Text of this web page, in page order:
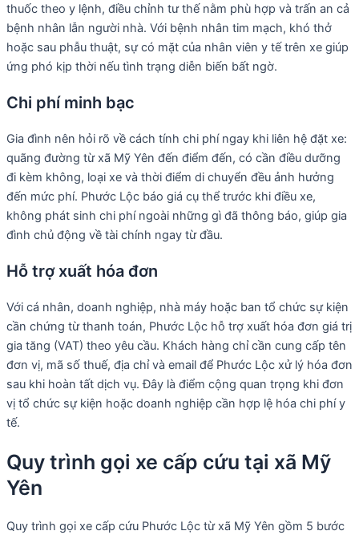
thuốc theo y lệnh, điều chỉnh tư thế nằm phù hợp và trấn an cả
bệnh nhân lẫn người nhà. Với bệnh nhân tim mạch, khó thở
hoặc sau phẫu thuật, sự có mặt của nhân viên y tế trên xe giúp
ứng phó kịp thời nếu tình trạng diễn biến bất ngờ.
Chi phí minh bạc
Gia đình nên hỏi rõ về cách tính chi phí ngay khi liên hệ đặt xe:
quãng đường từ xã Mỹ Yên đến điểm đến, có cần điều dưỡng
đi kèm không, loại xe và thời điểm di chuyển đều ảnh hưởng
đến mức phí. Phước Lộc báo giá cụ thể trước khi điều xe,
không phát sinh chi phí ngoài những gì đã thông báo, giúp gia
đình chủ động về tài chính ngay từ đầu.
Hỗ trợ xuất hóa đơn
Với cá nhân, doanh nghiệp, nhà máy hoặc ban tổ chức sự kiện
cần chứng từ thanh toán, Phước Lộc hỗ trợ xuất hóa đơn giá trị
gia tăng (VAT) theo yêu cầu. Khách hàng chỉ cần cung cấp tên
đơn vị, mã số thuế, địa chỉ và email để Phước Lộc xử lý hóa đơn
sau khi hoàn tất dịch vụ. Đây là điểm cộng quan trọng khi đơn
vị tổ chức sự kiện hoặc doanh nghiệp cần hợp lệ hóa chi phí y
tế.
Quy trình gọi xe cấp cứu tại xã Mỹ
Yên
Quy trình gọi xe cấp cứu Phước Lộc từ xã Mỹ Yên gồm 5 bước